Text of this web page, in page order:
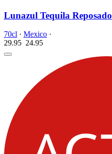
Lunazul Tequila Reposado
70cl · Mexico ·
29.95 24.95